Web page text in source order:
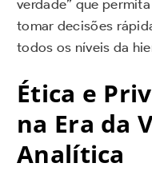
verdade” que
tomar decisões
todos os níveis da
Ética e
na Era da
Analítica